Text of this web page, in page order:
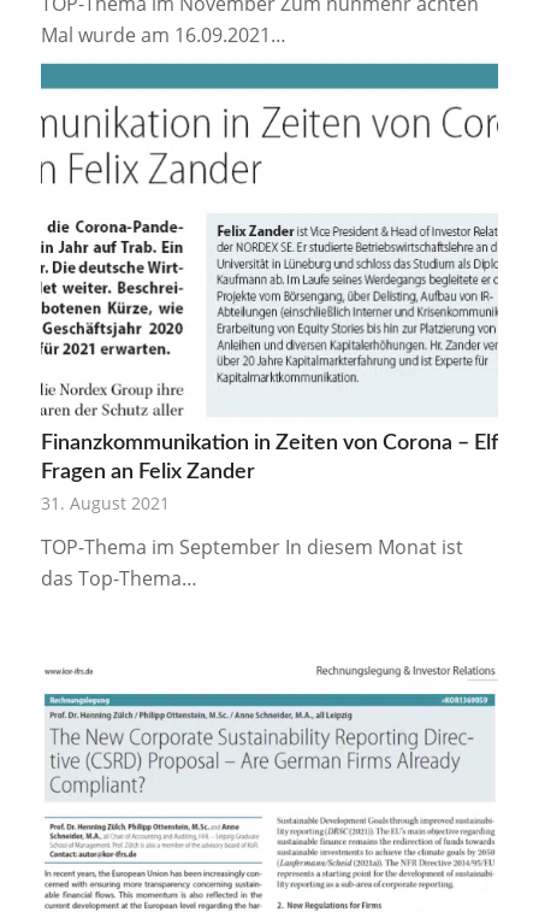
Mal wurde am 16.09.2021…
Finanzkommunikation in Zeiten von Corona – Elf
Fragen an Felix Zander
31. August 2021
TOP-Thema im September In diesem Monat ist
das Top-Thema…